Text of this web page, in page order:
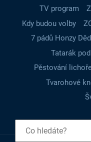
TV program
Kdy budou volby
7 pádů Honzy
Tatarák
Pěstování
Tvarohové